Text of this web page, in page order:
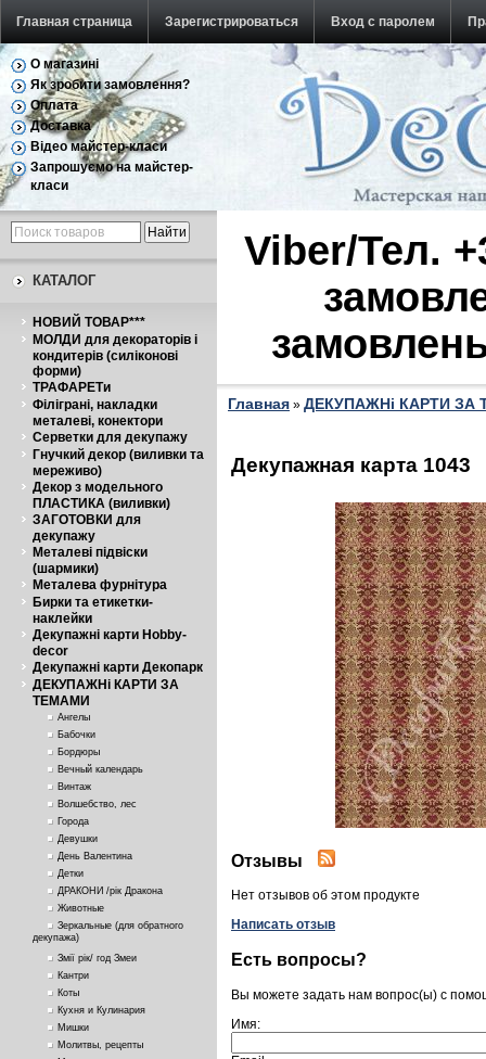
Главная страница Зарегистрироваться Вход с паролем
Обратная связь
О магазині
Як зробити замовлення?
Оплата
Доставка
Відео майстер-класи
Запрошуємо на майстер-
класи
КАТАЛОГ
НОВИЙ ТОВАР***
МОЛДИ для декораторів і
кондитерів (силіконові
форми)
ТРАФАРЕТи
Філіграні, накладки
металеві, конектори
Серветки для декупажу
Гнучкий декор (виливки та
мереживо)
Декор з модельного
ПЛАСТИКА (виливки)
ЗАГОТОВКИ для
декупажу
Металеві підвіски
(шармики)
Металева фурнітура
Бирки та етикетки-
наклейки
Декупажні карти Hobby-
decor
Декупажні карти Декопарк
ДЕКУПАЖНі КАРТИ ЗА
ТЕМАМИ
Ангелы
Бабочки
Бордюры
Вечный календарь
Винтаж
Волшебство, лес
Города
Девушки
День Валентина
Детки
ДРАКОНИ /рік Дракона
Животные
Зеркальные (для обратного
декупажа)
Змії рік/ год Змеи
Кантри
Коты
Кухня и Кулинария
Мишки
Молитвы, рецепты
Viber/Тел.
Главная » ДЕКУПАЖНі КАРТИ ЗА
Декупажная карта 1043
Отзывы
Нет отзывов об этом продукте
Написать отзыв
Есть вопросы?
Вы можете задать нам вопрос(ы) с
Имя: